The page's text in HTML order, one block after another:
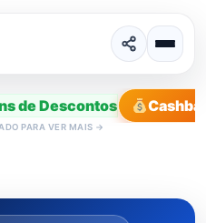
de Descontos
PARA VER MAIS →